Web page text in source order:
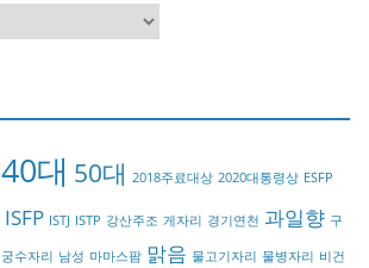
40대 50대 2018주료대상 2020대통령상 ESFP
ISFP ISTJ ISTP 강산주조 게자리 경기연천 과일향 구
궁수자리 남성 마마스팜 맑음 물고기자리 물병자리 비건